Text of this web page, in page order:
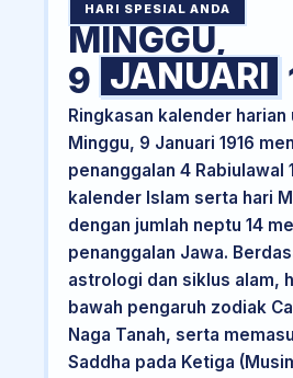
HARI SPESIAL ANDA
MINGGU,
9 JANUARI
Ringkasan kalender harian
Minggu, 9 Januari 1916
penanggalan 4 Rabiulawal
kalender Islam serta hari
dengan jumlah neptu 14
penanggalan Jawa.
astrologi dan siklus alam,
bawah pengaruh zodiak
Naga Tanah, serta
Saddha pada Ketiga